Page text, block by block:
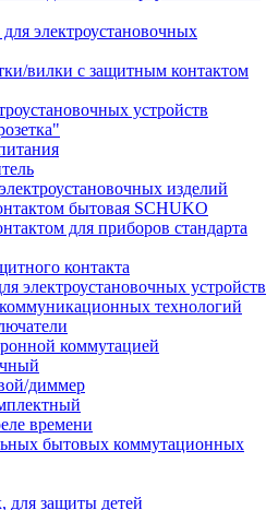
электроустановочных
вилки с защитным контактом
устройств
изделий
бытовая SCHUKO
для приборов стандарта
контакта
электроустановочных устройств
технологий
коммутацией
диммер
времени
бытовых коммутационных
для защиты детей